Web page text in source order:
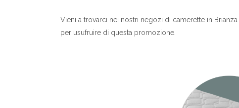
Vieni a trovarci nei nostri negozi di camerette in Brianza
per usufruire di questa promozione.